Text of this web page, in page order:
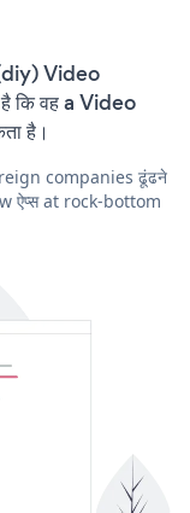
Video
कि वह a Video
है।
companies ढूंढने
ऐप्स at rock-bottom